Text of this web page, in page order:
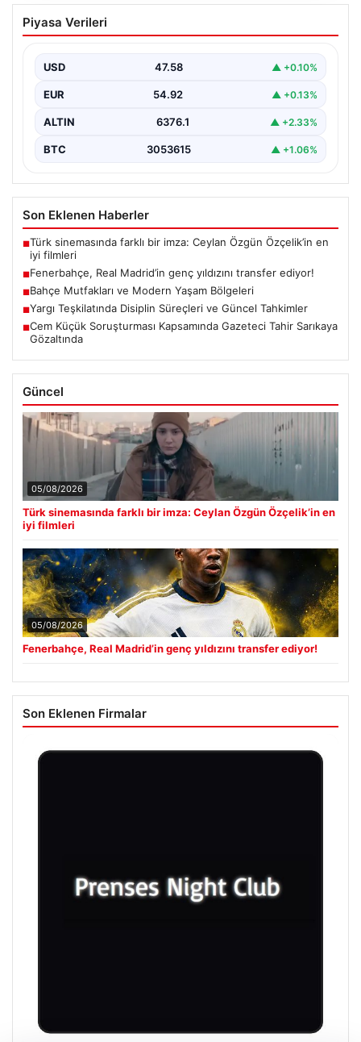
Fenerbahçe, Real Madrid’in genç
yıldızını transfer ediyor!
Piyasa Verileri
USD 47.58 ▲ +0.10%
EUR 54.92 ▲ +0.13%
ALTIN 6376.1 ▲ +2.33%
BTC 3053615 ▲ +1.06%
Son Eklenen Haberler
■Türk sinemasında farklı bir imza: Ceylan Özgün Özçelik’in en
iyi filmleri
■Fenerbahçe, Real Madrid’in genç yıldızını transfer ediyor!
■Bahçe Mutfakları ve Modern Yaşam Bölgeleri
■Yargı Teşkilatında Disiplin Süreçleri ve Güncel Tahkimler
■Cem Küçük Soruşturması Kapsamında Gazeteci Tahir Sarıkaya
Gözaltında
Güncel
05/08/2026
Türk sinemasında farklı bir imza: Ceylan Özgün Özçelik’in en
iyi filmleri
05/08/2026
Fenerbahçe, Real Madrid’in genç yıldızını transfer ediyor!
Son Eklenen Firmalar